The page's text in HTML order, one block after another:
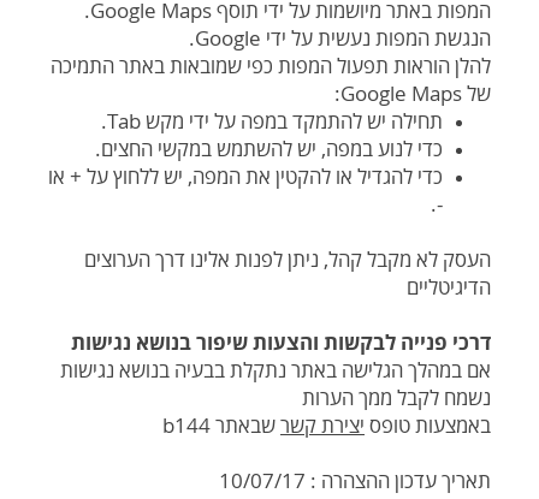
המפות באתר מיושמות על ידי תוסף Google Maps.
הנגשת המפות נעשית על ידי Google.
להלן הוראות תפעול המפות כפי שמובאות באתר התמיכה
של Google Maps:
תחילה יש להתמקד במפה על ידי מקש Tab.
כדי לנוע במפה, יש להשתמש במקשי החצים.
כדי להגדיל או להקטין את המפה, יש ללחוץ על + או
-.
העסק לא מקבל קהל, ניתן לפנות אלינו דרך הערוצים
הדיגיטליים
דרכי פנייה לבקשות והצעות שיפור בנושא נגישות
אם במהלך הגלישה באתר נתקלת בבעיה בנושא נגישות
נשמח לקבל ממך הערות
באמצעות טופס יצירת קשר שבאתר b144
תאריך עדכון ההצהרה : 10/07/17